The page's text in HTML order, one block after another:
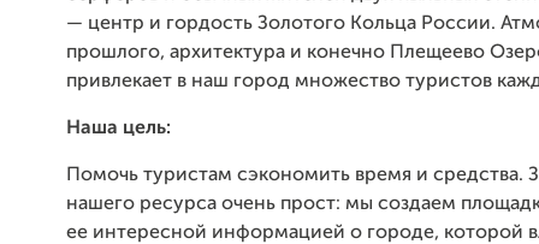
— центр и гордость Золотого Кольца России.
прошлого, архитектура и конечно Плещеево
привлекает в наш город множество туристов
Наша цель:
Помочь туристам сэкономить время и средства.
нашего ресурса очень прост: мы создаем
ее интересной информацией о городе, которой